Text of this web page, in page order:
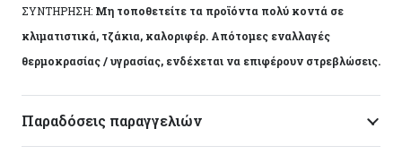
ΣΥΝΤΗΡΗΣΗ: Μη τοποθετείτε τα προϊόντα πολύ κοντά σε
κλιματιστικά, τζάκια, καλοριφέρ. Απότομες εναλλαγές
θερμοκρασίας / υγρασίας, ενδέχεται να επιφέρουν στρεβλώσεις.
Παραδόσεις παραγγελιών